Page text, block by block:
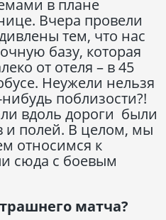
в плане
Вчера провели
тем, что нас
базу, которая
от отеля – в 45
Неужели нельзя
поблизости?!
вдоль дороги были
и полей. В целом, мы
относимся к
сюда с боевым
матча?